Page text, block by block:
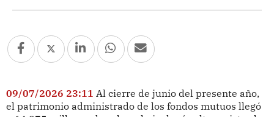
09/07/2026 23:11 Al cierre de junio del presente año,
el patrimonio administrado de los fondos mutuos llegó